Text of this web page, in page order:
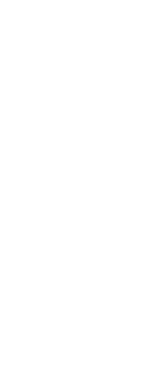
Rooftop de l'hôtel
à 17:37
et de l’Étoile